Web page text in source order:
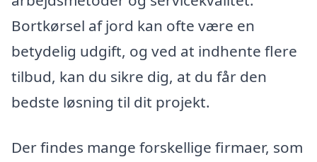
Bortkørsel af jord kan ofte være en
betydelig udgift, og ved at indhente flere
tilbud, kan du sikre dig, at du får den
bedste løsning til dit projekt.
Der findes mange forskellige firmaer, som